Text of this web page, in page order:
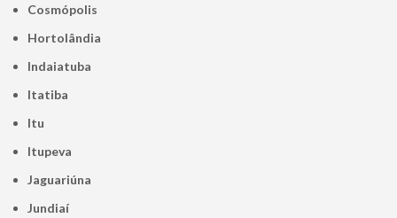
Cosmópolis
Hortolândia
Indaiatuba
Itatiba
Itu
Itupeva
Jaguariúna
Jundiaí